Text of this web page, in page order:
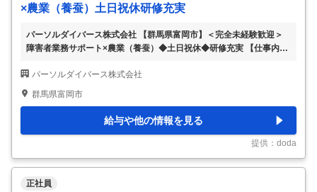
×農業（養蚕）土日祝休研修充実
パーソルダイバース株式会社 【群馬県富岡市】＜完全未経験歓迎＞
障害者業務サポート×農業（養蚕）◆土日祝休◆研修充実 【仕事内
（養蚕）◆土日祝休◆研修充実 【具体的な仕事内容】 【業界・職種
未経験歓迎／福祉業界未経験の方も安心の充実研修あり／障害者雇用
馬県富岡市のとみおか繭工房にて、障害のある社員をサポートするこ
とをメインミッションに各種業務をお任せします。 ■業務内容： ◎養
蚕事業サポート（養蚕、農作業などの作業運営、スケジュール管理
等） ◎養蚕事業運営（資材調達等の業…
パーソルダイバース株式会社
群馬県富岡市
給与や他の情報を見る
提供：doda
正社員